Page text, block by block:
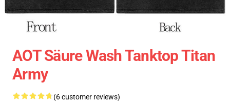
AOT Säure Wash Tanktop Titan
Army
(6 customer reviews)